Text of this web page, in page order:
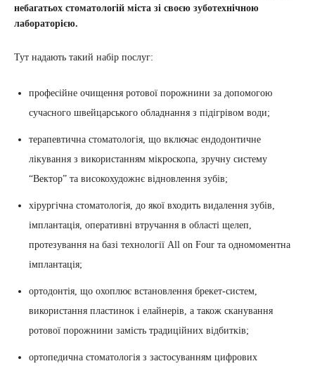
небагатьох стоматологій міста зі своєю зуботехнічною
лабораторією.
Тут надають такий набір послуг:
професійне очищення ротової порожнини за допомогою
сучасного швейцарського обладнання з підігрівом води;
терапевтична стоматологія, що включає ендодонтичне
лікування з використанням мікроскопа, зручну систему
“Вектор” та високохудожнє відновлення зубів;
хірургічна стоматологія, до якої входить видалення зубів,
імплантація, оперативні втручання в області щелеп,
протезування на базі технології All on Four та одномоментна
імплантація;
ортодонтія, що охоплює встановлення брекет-систем,
використання пластинок і елайнерів, а також сканування
ротової порожнини замість традиційних відбитків;
ортопедична стоматологія з застосуванням цифрових